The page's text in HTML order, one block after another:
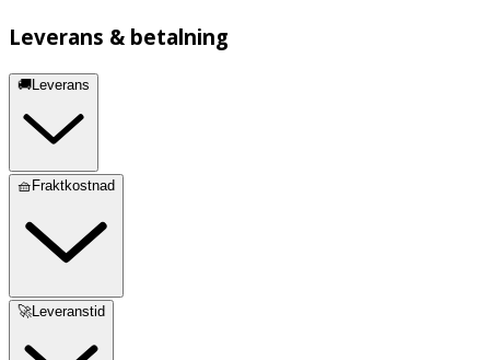
Leverans & betalning
🚚Leverans
🧺Fraktkostnad
🚀Leveranstid